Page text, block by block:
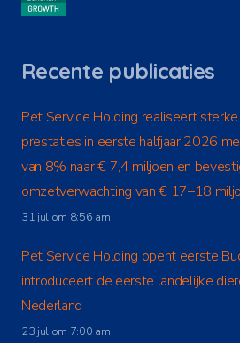
Recente publicaties
Pet Service Holding realiseert
prestaties in eerste halfjaar 2026
van 8% naar € 7,4 miljoen en
omzetverwachting van € 17–18
31 jul om 8:56 am
Pet Service Holding opent eerste
introduceert de eerste landelijke
Nederland
23 jul om 7:00 am